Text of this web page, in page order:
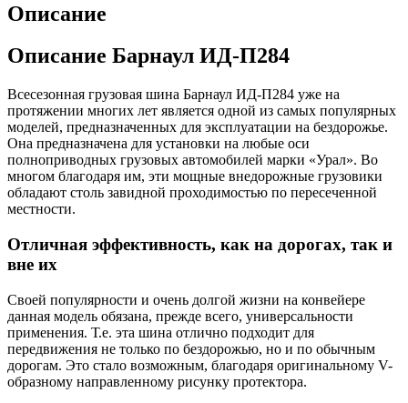
Описание
Описание Барнаул ИД-П284
Всесезонная грузовая шина Барнаул ИД-П284 уже на
протяжении многих лет является одной из самых популярных
моделей, предназначенных для эксплуатации на бездорожье.
Она предназначена для установки на любые оси
полноприводных грузовых автомобилей марки «Урал». Во
многом благодаря им, эти мощные внедорожные грузовики
обладают столь завидной проходимостью по пересеченной
местности.
Отличная эффективность, как на дорогах, так и
вне их
Своей популярности и очень долгой жизни на конвейере
данная модель обязана, прежде всего, универсальности
применения. Т.е. эта шина отлично подходит для
передвижения не только по бездорожью, но и по обычным
дорогам. Это стало возможным, благодаря оригинальному V-
образному направленному рисунку протектора.